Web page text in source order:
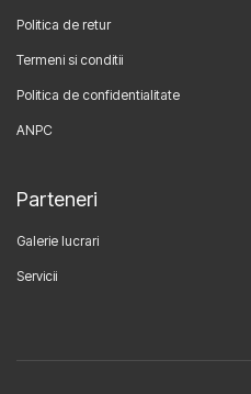
Politica de retur
Termeni si conditii
Politica de confidentialitate
ANPC
Parteneri
Galerie lucrari
Servicii